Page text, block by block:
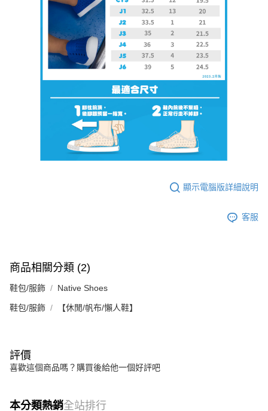
顯示電腦版詳細說明
客服
商品相關分類 (2)
鞋包/服飾 Native Shoes
鞋包/服飾 【休閒/帆布/懶人鞋】
評價
喜歡這個商品嗎？購買後給他一個好評吧
本分類熱銷全站排行